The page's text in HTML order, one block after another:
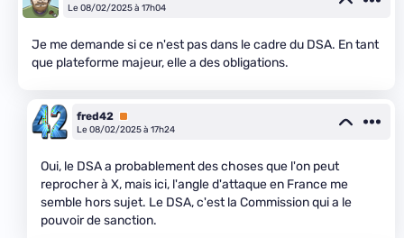
Le 08/02/2025 à 17h04
Je me demande si ce n'est pas dans le cadre du DSA. En tant
que plateforme majeur, elle a des obligations.
fred42 Premium
Le 08/02/2025 à 17h24
Oui, le DSA a probablement des choses que l'on peut
reprocher à X, mais ici, l'angle d'attaque en France me
semble hors sujet. Le DSA, c'est la Commission qui a le
pouvoir de sanction.